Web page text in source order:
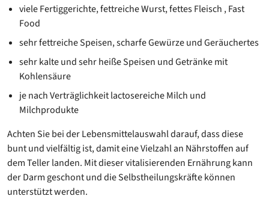
viele Fertiggerichte, fettreiche Wurst, fettes Fleisch , Fast
Food
sehr fettreiche Speisen, scharfe Gewürze und Geräuchertes
sehr kalte und sehr heiße Speisen und Getränke mit
Kohlensäure
je nach Verträglichkeit lactosereiche Milch und
Milchprodukte
Achten Sie bei der Lebensmittelauswahl darauf, dass diese
bunt und vielfältig ist, damit eine Vielzahl an Nährstoffen auf
dem Teller landen. Mit dieser vitalisierenden Ernährung kann
der Darm geschont und die Selbstheilungskräfte können
unterstützt werden.